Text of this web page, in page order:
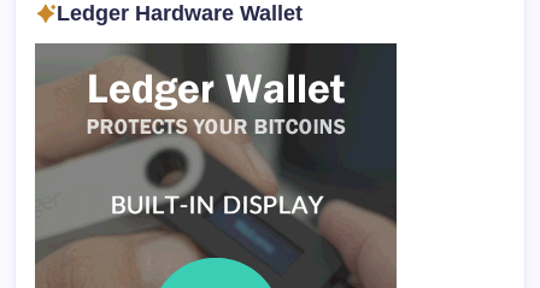
Ledger Hardware Wallet